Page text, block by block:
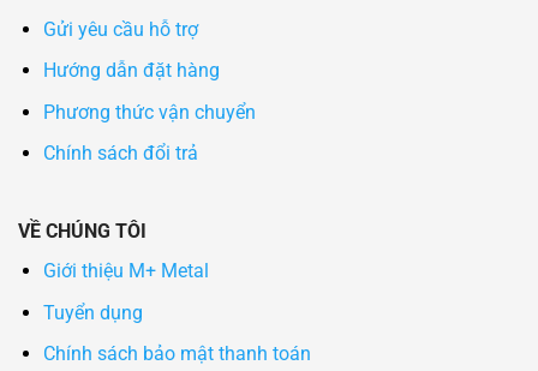
Gửi yêu cầu hỗ trợ
Hướng dẫn đặt hàng
Phương thức vận chuyển
Chính sách đổi trả
VỀ CHÚNG TÔI
Giới thiệu M+ Metal
Tuyển dụng
Chính sách bảo mật thanh toán